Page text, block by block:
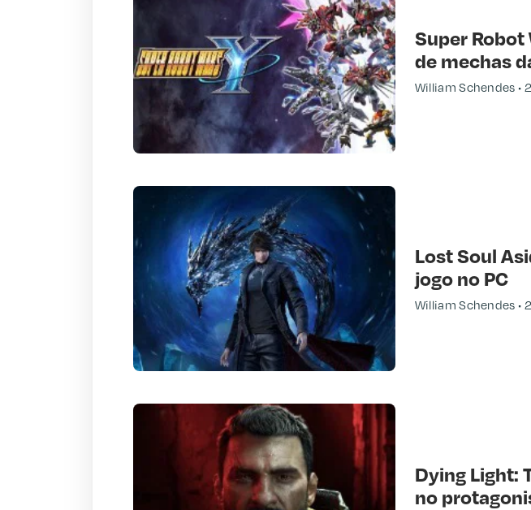
Super Robot
de mechas
William Schendes
Lost Soul
jogo no PC
William Schendes
Dying Light:
no